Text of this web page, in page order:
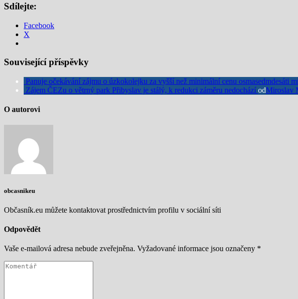
Sdílejte:
Facebook
X
Související příspěvky
Panuje očekávání zájmu o úzkokolejku za vyšší než minimální cenu osmasedmdesáti
Zájem ČEZu o větrný park Přibyslav je stálý, k redukci záměru nedochází odMiroslav
O autorovi
obcasnikeu
Občasník.eu můžete kontaktovat prostřednictvím profilu v sociální síti
Odpovědět
Vaše e-mailová adresa nebude zveřejněna. Vyžadované informace jsou označeny *